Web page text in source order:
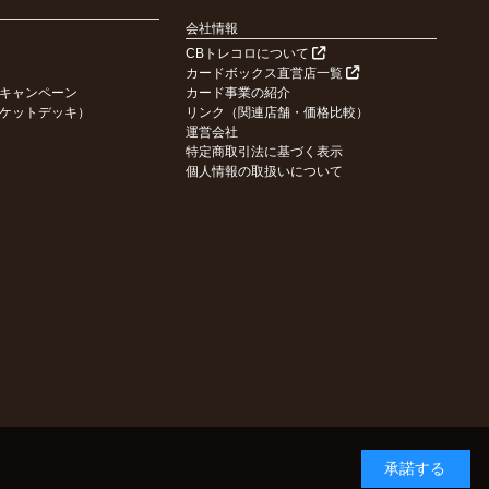
ャンペーン
ットデッキ）
会社情報
CBトレコロについて
カードボックス直営店一覧
カード事業の紹介
リンク（関連店舗・価格比較）
運営会社
特定商取引法に基づく表示
個人情報の取扱いについて
承諾する